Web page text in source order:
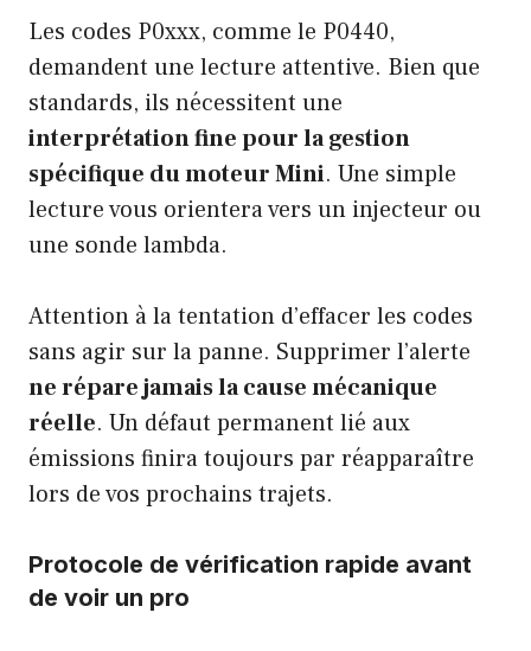
Les codes P0xxx, comme le P0440,
demandent une lecture attentive. Bien que
standards, ils nécessitent une
interprétation fine pour la gestion
spécifique du moteur Mini. Une simple
lecture vous orientera vers un injecteur ou
une sonde lambda.
Attention à la tentation d’effacer les codes
sans agir sur la panne. Supprimer l’alerte
ne répare jamais la cause mécanique
réelle. Un défaut permanent lié aux
émissions finira toujours par réapparaître
lors de vos prochains trajets.
Protocole de vérification rapide avant
de voir un pro